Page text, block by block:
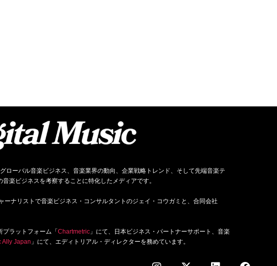
ローバル音楽ビジネス、音楽業界の動向、企業戦略トレンド、そして先端音楽テ
楽ビジネスを考察することに特化したメディアです。
ーナリストで音楽ビジネス・コンサルタントのジェイ・コウガミと、合同会社
プラットフォーム「Chartmetric」にて、日本ビジネス・パートナーサポート、音楽
Ally Japan 」にて、エディトリアル・ディレクターを務めています。